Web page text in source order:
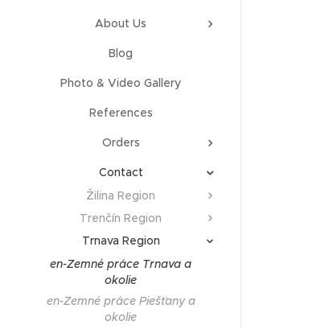
About Us
Blog
Photo & Video Gallery
References
Orders
Contact
Žilina Region
Trenčín Region
Trnava Region
en-Zemné práce Trnava a
okolie
en-Zemné práce Piešťany a
okolie